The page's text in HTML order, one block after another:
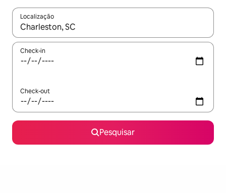
Localização
Quando os resultados estiverem disponíveis, navegue com
Check-in
Check-out
Pesquisar